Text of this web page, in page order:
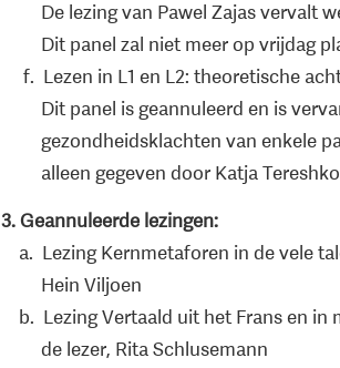
De lezing van Pawel Zajas vervalt
Dit panel zal niet meer op vrijdag
f. Lezen in L1 en L2: theoretische
Dit panel is geannuleerd en is
gezondheidsklachten van enkele
alleen gegeven door Katja Tereshko
3.Geannuleerde lezingen:
a. Lezing Kernmetaforen in de vele
Hein Viljoen
b. Lezing Vertaald uit het Frans en in
de lezer, Rita Schlusemann